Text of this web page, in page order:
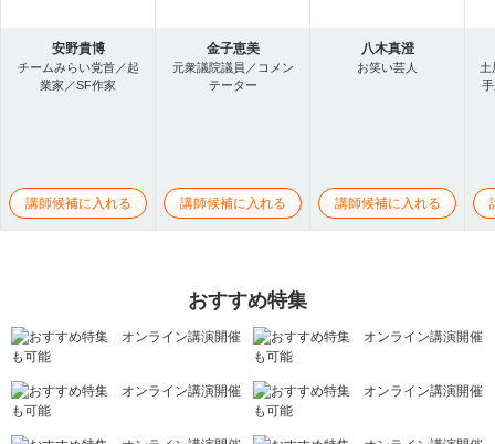
安野貴博
チームみらい党首／起
業家／SF作家
講師候補に入れる
金子恵美
元衆議院議員／コメン
テーター
講師候補に入れる
八木真澄
お笑い芸人
講師候補に入れる
土
おすすめ特集